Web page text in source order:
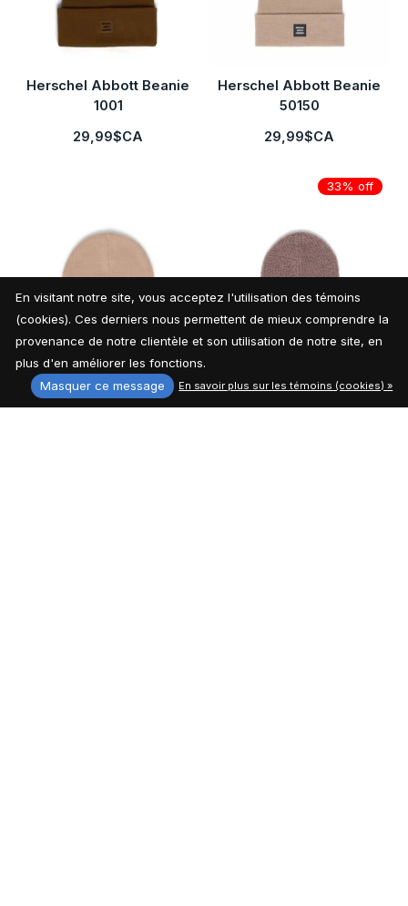
Herschel Abbott Beanie
1001
29,99$CA
Herschel Abbott Beanie
50150
29,99$CA
Herschel Abbott Beanie
50150
33% off
En visitant notre site, vous acceptez l'utilisation des témoins
(cookies). Ces derniers nous permettent de mieux comprendre la
provenance de notre clientèle et son utilisation de notre site, en
plus d'en améliorer les fonctions.
Masquer ce message
En savoir plus sur les témoins (cookies) »